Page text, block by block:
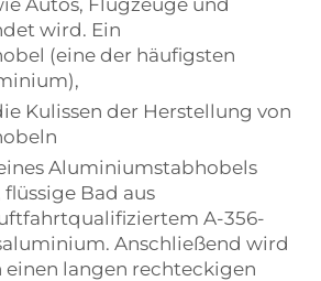
Autos, Flugzeuge und
wird. Ein
(eine der häufigsten
Kulissen der Herstellung von
Aluminiumstabhobels
Bad aus
A-356-
Anschließend wird
einen langen rechteckigen